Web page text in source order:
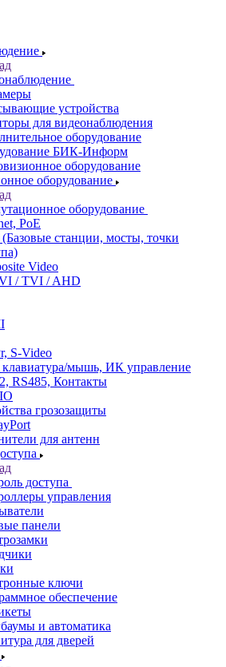
устройства
для видеонаблюдения
оборудование
БИК-Информ
оборудование
оборудование
оборудование
PoE
станции, мосты, точки
Video
/ TVI / AHD
S-Video
мышь, ИК управление
RS485, Контакты
грозозащиты
для антенн
доступа
управления
панели
ключи
обеспечение
и автоматика
для дверей